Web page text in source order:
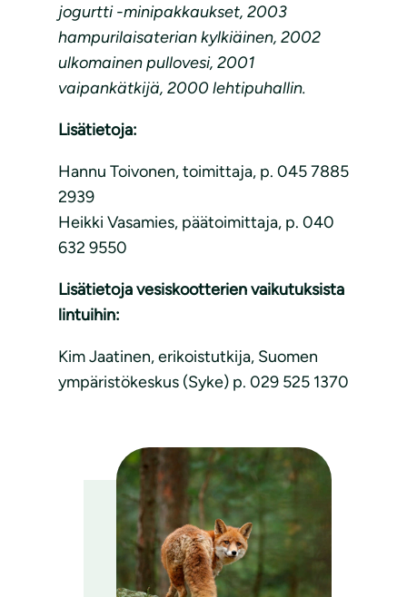
jogurtti -minipakkaukset, 2003
hampurilaisaterian kylkiäinen, 2002
ulkomainen pullovesi, 2001
vaipankätkijä, 2000 lehtipuhallin.
Lisätietoja:
Hannu Toivonen, toimittaja, p. 045 7885
2939
Heikki Vasamies, päätoimittaja, p. 040
632 9550
Lisätietoja vesiskootterien vaikutuksista
lintuihin:
Kim Jaatinen, erikoistutkija, Suomen
ympäristökeskus (Syke) p. 029 525 1370